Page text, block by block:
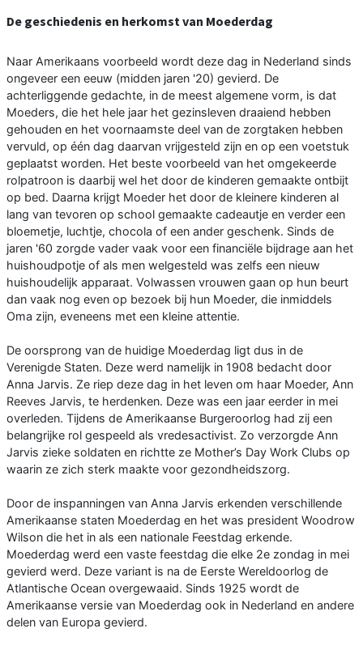
De geschiedenis en herkomst van Moederdag
Naar Amerikaans voorbeeld wordt deze dag in Nederland sinds
ongeveer een eeuw (midden jaren '20) gevierd. De
achterliggende gedachte, in de meest algemene vorm, is dat
Moeders, die het hele jaar het gezinsleven draaiend hebben
gehouden en het voornaamste deel van de zorgtaken hebben
vervuld, op één dag daarvan vrijgesteld zijn en op een voetstuk
geplaatst worden. Het beste voorbeeld van het omgekeerde
rolpatroon is daarbij wel het door de kinderen gemaakte ontbijt
op bed. Daarna krijgt Moeder het door de kleinere kinderen al
lang van tevoren op school gemaakte cadeautje en verder een
bloemetje, luchtje, chocola of een ander geschenk. Sinds de
jaren '60 zorgde vader vaak voor een financiële bijdrage aan het
huishoudpotje of als men welgesteld was zelfs een nieuw
huishoudelijk apparaat. Volwassen vrouwen gaan op hun beurt
dan vaak nog even op bezoek bij hun Moeder, die inmiddels
Oma zijn, eveneens met een kleine attentie.
De oorsprong van de huidige Moederdag ligt dus in de
Verenigde Staten. Deze werd namelijk in 1908 bedacht door
Anna Jarvis. Ze riep deze dag in het leven om haar Moeder, Ann
Reeves Jarvis, te herdenken. Deze was een jaar eerder in mei
overleden. Tijdens de Amerikaanse Burgeroorlog had zij een
belangrijke rol gespeeld als vredesactivist. Zo verzorgde Ann
Jarvis zieke soldaten en richtte ze Mother’s Day Work Clubs op
waarin ze zich sterk maakte voor gezondheidszorg.
Door de inspanningen van Anna Jarvis erkenden verschillende
Amerikaanse staten Moederdag en het was president Woodrow
Wilson die het in als een nationale Feestdag erkende.
Moederdag werd een vaste feestdag die elke 2e zondag in mei
gevierd werd. Deze variant is na de Eerste Wereldoorlog de
Atlantische Ocean overgewaaid. Sinds 1925 wordt de
Amerikaanse versie van Moederdag ook in Nederland en andere
delen van Europa gevierd.